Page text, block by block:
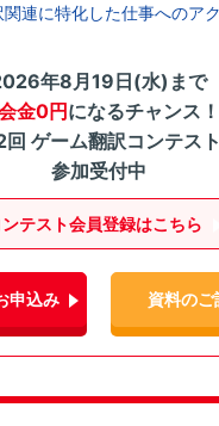
関連に特化した仕事へのア
年8月19日(水)まで
金0円になるチャンス
回 ゲーム翻訳コンテスト
参加受付中
ンテスト会員登録はこちら
申込み 資料のご